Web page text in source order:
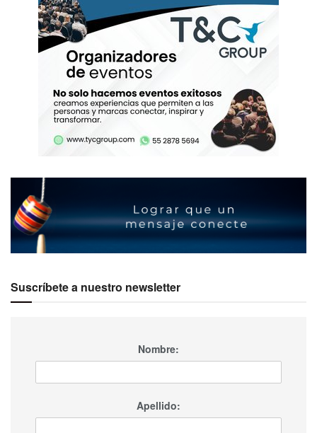
Voz desde LATAM
Además de la notable participación de países europeos y
asiáticos, la #DIAC24 también contó con la presencia de
regiones de Latinoamérica. A pesar de las diferentes
realidades comparadas con otros países, representantes
de diversos destinos latinoamericanos se unieron para
diversidad geográfica enriqueció el evento, fomentando
un intercambio cultural y profesional invaluable que
subraya la importancia global de la gestión de destinos.
Suscríbete a nuestro newsletter
Nombre:
Apellido: